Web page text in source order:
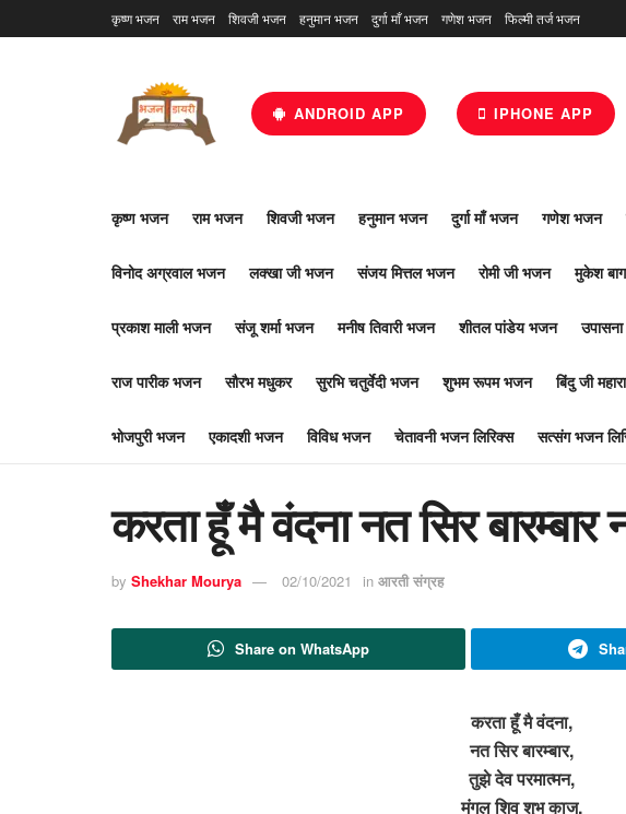
कृष्ण भजन राम भजन शिवजी भजन हनुमान भजन दुर्गा माँ भजन गणेश भजन फिल्मी तर्ज भजन
ANDROID APP IPHONE APP
कृष्ण भजन राम भजन शिवजी भजन हनुमान भजन दुर्गा माँ भजन गणेश भजन
विनोद अग्रवाल भजन लक्खा जी भजन संजय मित्तल भजन रोमी जी भजन मुकेश
प्रकाश माली भजन संजू शर्मा भजन मनीष तिवारी भजन शीतल पांडेय भजन
राज पारीक भजन सौरभ मधुकर सुरभि चतुर्वेदी भजन शुभम रूपम भजन बिंदु जी
भोजपुरी भजन एकादशी भजन विविध भजन चेतावनी भजन लिरिक्स सत्संग भजन
करता हूँ मै वंदना नत सिर
by Shekhar Mourya 02/10/2021 in आरती संग्रह
Share on WhatsApp
करता हूँ मै वंदना,
नत सिर बारम्बार,
तुझे देव परमात्मन,
मंगल शिव शुभ काज,